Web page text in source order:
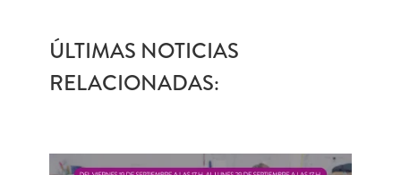
ÚLTIMAS NOTICIAS
RELACIONADAS: